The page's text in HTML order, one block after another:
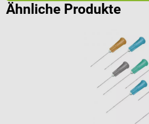
Ähnliche Produkte